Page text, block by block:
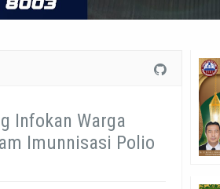
Infokan Warga
Imunnisasi Polio